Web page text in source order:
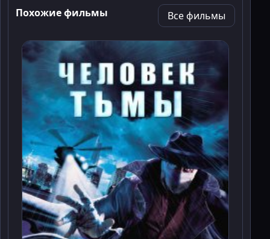
Похожие фильмы Все фильмы